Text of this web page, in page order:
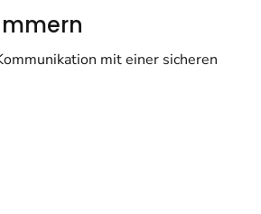
mit einer sicheren